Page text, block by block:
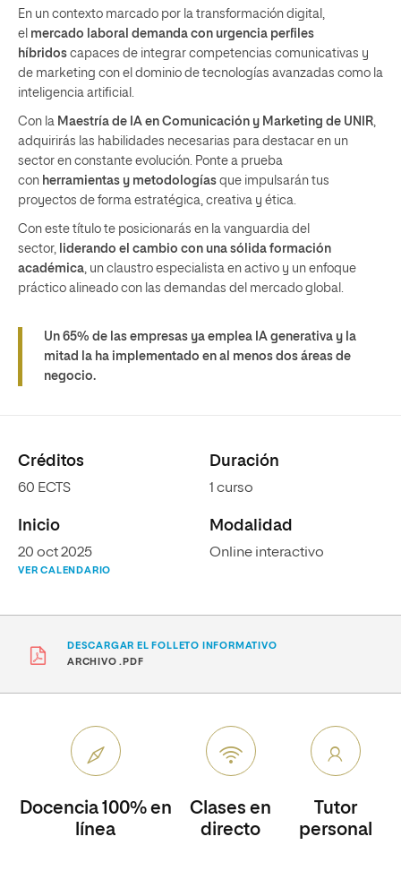
En un contexto marcado por la transformación digital,
el mercado laboral demanda con urgencia perfiles
híbridos capaces de integrar competencias comunicativas y
de marketing con el dominio de tecnologías avanzadas como la
inteligencia artificial.
Con la Maestría de IA en Comunicación y Marketing de UNIR,
adquirirás las habilidades necesarias para destacar en un
sector en constante evolución. Ponte a prueba
con herramientas y metodologías que impulsarán tus
proyectos de forma estratégica, creativa y ética.
Con este título te posicionarás en la vanguardia del
sector, liderando el cambio con una sólida formación
académica, un claustro especialista en activo y un enfoque
práctico alineado con las demandas del mercado global.
Un 65% de las empresas ya emplea IA generativa y la
mitad la ha implementado en al menos dos áreas de
negocio.
Créditos
60 ECTS
Duración
1 curso
Inicio
20 oct 2025
VER CALENDARIO
Modalidad
Online interactivo
DESCARGAR EL FOLLETO INFORMATIVO
ARCHIVO .PDF
Docencia 100% en
línea
Clases en
directo
Tutor
personal